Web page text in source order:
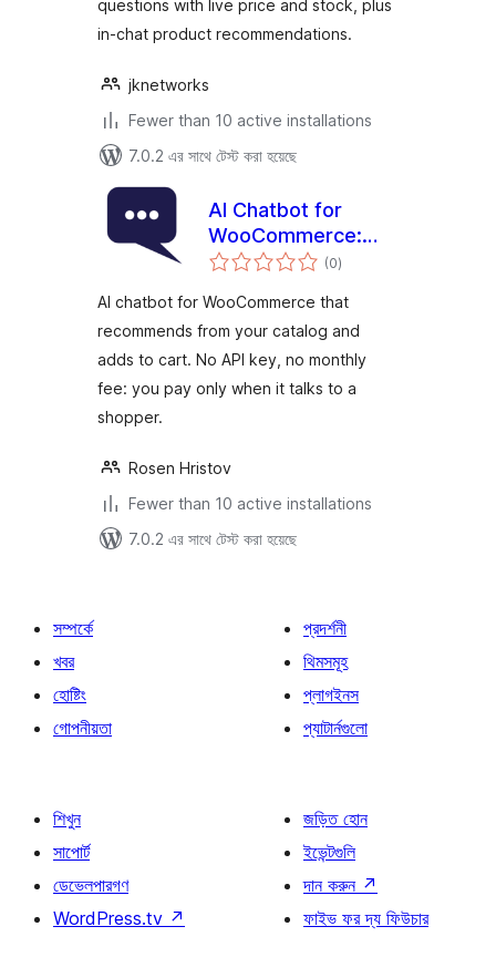
questions with live price and stock, plus
in-chat product recommendations.
jknetworks
Fewer than 10 active installations
7.0.2 এর সাথে টেস্ট করা হয়েছে
AI Chatbot for
WooCommerce:
Emporiqa Sales
(0total
ratings
)
AI chatbot for WooCommerce that
recommends from your catalog and
adds to cart. No API key, no monthly
fee: you pay only when it talks to a
shopper.
Rosen Hristov
Fewer than 10 active installations
7.0.2 এর সাথে টেস্ট করা হয়েছে
সম্পর্কে
খবর
হোষ্টিং
গোপনীয়তা
প্রদর্শনী
থিমসমূহ
প্লাগইনস
প্যাটার্নগুলো
শিখুন
সাপোর্ট
ডেভেলপারগণ
WordPress.tv ↗
জড়িত হোন
ইভেন্টগুলি
দান করুন ↗
ফাইভ ফর দ্য ফিউচার